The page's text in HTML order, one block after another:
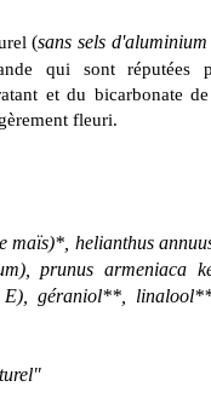
(sans sels
qui sont réputées
et du bicarbonate
fleuri.
helianthus
prunus armeniaca
E), géraniol**,